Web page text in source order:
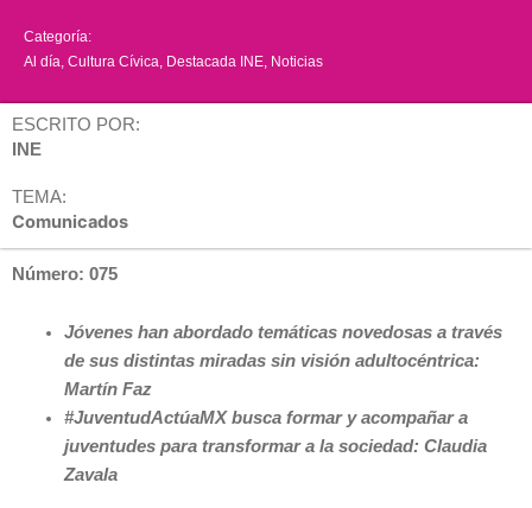
Categoría:
Al día Cultura Cívica Destacada INE Noticias
ESCRITO POR:
INE
TEMA:
Comunicados
Número: 075
Jóvenes han abordado temáticas novedosas a través
de sus distintas miradas sin visión adultocéntrica:
Martín Faz
#JuventudActúaMX busca formar y acompañar a
juventudes para transformar a la sociedad: Claudia
Zavala